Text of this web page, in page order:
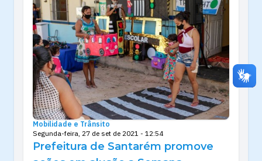
Mobilidade e Trânsito
Segunda-feira, 27 de set de 2021 - 12:54
Prefeitura de Santarém promove